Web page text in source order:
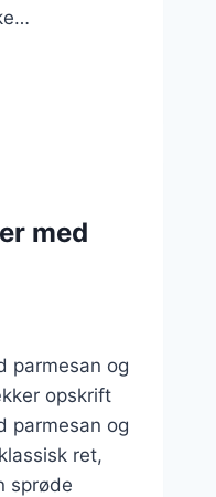
med
parmesan og
opskrift
parmesan og
ret,
sprøde